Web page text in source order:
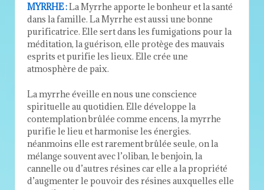
MYRRHE :La Myrrhe apporte le bonheur et la santé
dans la famille. La Myrrhe est aussi une bonne
purificatrice. Elle sert dans les fumigations pour la
méditation, la guérison, elle protège des mauvais
esprits et purifie les lieux. Elle crée une
atmosphère de paix.
La myrrhe éveille en nous une conscience
spirituelle au quotidien. Elle développe la
contemplation brûlée comme encens, la myrrhe
purifie le lieu et harmonise les énergies.
néanmoins elle est rarement brûlée seule, on la
mélange souvent avec l’oliban, le benjoin, la
cannelle ou d’autres résines car elle a la propriété
d’augmenter le pouvoir des résines auxquelles elle